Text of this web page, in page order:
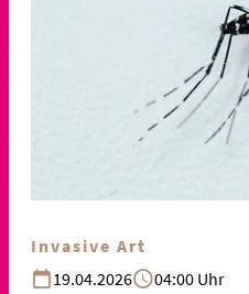
Invasive Art
19.04.2026
04:00 Uhr